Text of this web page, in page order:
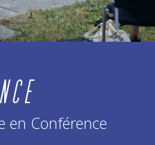
en Conférence